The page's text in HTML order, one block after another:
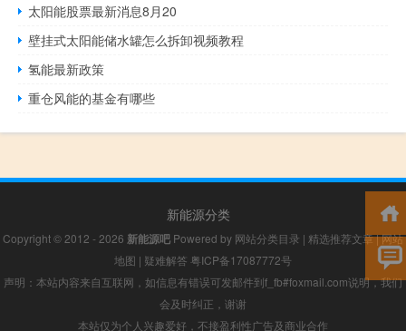
太阳能股票最新消息8月20
壁挂式太阳能储水罐怎么拆卸视频教程
氢能最新政策
重仓风能的基金有哪些
新能源分类
Copyright © 2012 - 2026 新能源吧 Powered by 网站分类目录 | 精选推荐文章|网站
地图 | 疑难解答 粤ICP备17087772号
声明：本站内容来自互联网，如信息有错误可发邮件到f_fb#foxmail.com说明，我们
会及时纠正，谢谢
本站仅为个人兴趣爱好，不接盈利性广告及商业合作